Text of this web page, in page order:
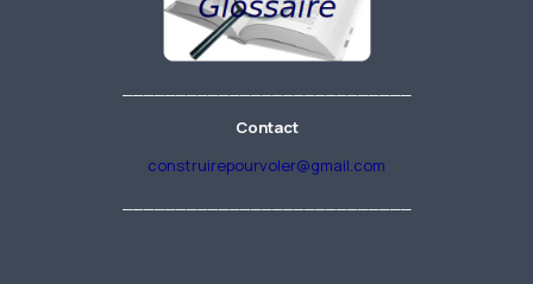
Contact
construirepourvoler@gmail.com